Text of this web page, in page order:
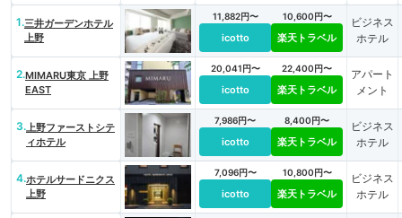
1.三井ガーデンホテル
上野
11,882円〜
icotto
10,600円〜
楽天トラベル
ビジネス
ホテル
2.MIMARU東京 上野
EAST
20,041円〜
icotto
22,400円〜
楽天トラベル
アパート
メント
3. 上野ファーストシテ
ィホテル
7,986円〜
icotto
8,400円〜
楽天トラベル
ビジネス
ホテル
4.ホテルサードニクス
上野
7,096円〜
icotto
10,800円〜
楽天トラベル
ビジネス
ホテル